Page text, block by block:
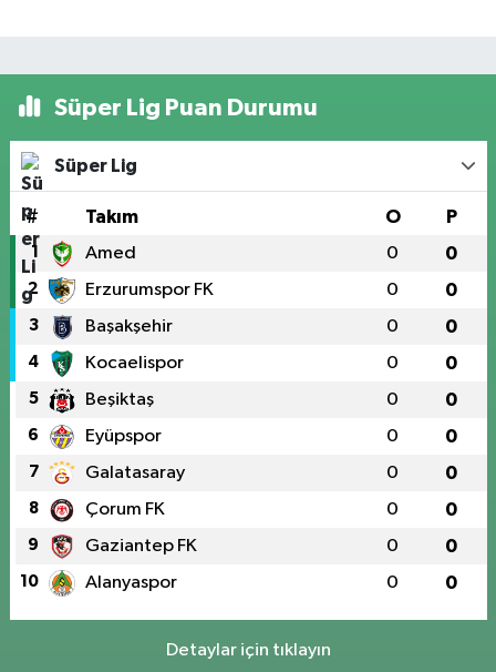
Süper Lig Puan Durumu
Süper Lig
# Takım O P
1 Amed 0 0
2 Erzurumspor FK 0 0
3 Başakşehir 0 0
4 Kocaelispor 0 0
5 Beşiktaş 0 0
6 Eyüpspor 0 0
7 Galatasaray 0 0
8 Çorum FK 0 0
9 Gaziantep FK 0 0
10 Alanyaspor 0 0
Detaylar için tıklayın